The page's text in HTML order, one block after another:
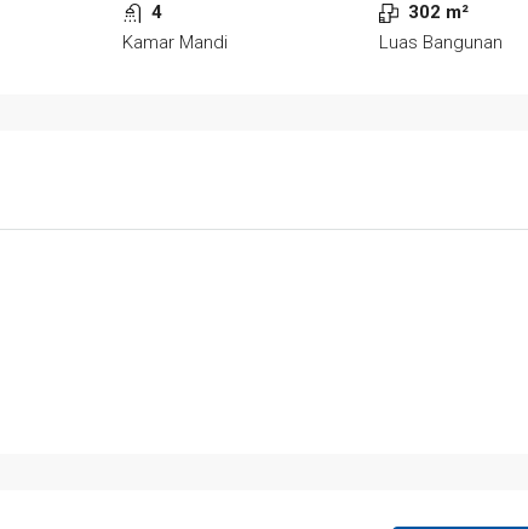
4
Kamar Mandi
302 m²
Luas Bangunan